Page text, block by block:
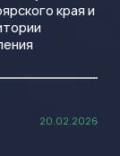
края и
20.02.2026